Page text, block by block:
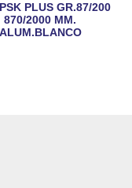
PLUS GR.87/200
870/2000 MM.
ALUM.BLANCO